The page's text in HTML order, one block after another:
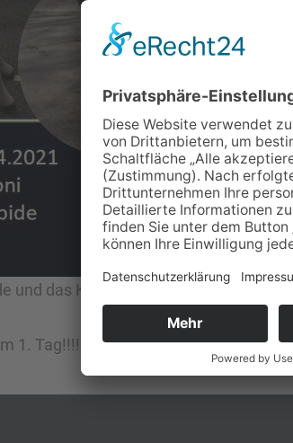
und das Klassepferd Partout Simoni –
1. Tag!!!!!